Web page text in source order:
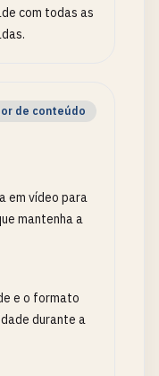
com todas as
de conteúdo
em vídeo para
mantenha a
e o formato
durante a